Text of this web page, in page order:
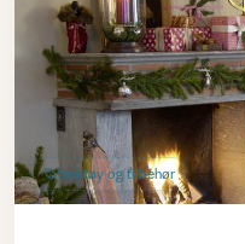
Verktøy og tilbehør